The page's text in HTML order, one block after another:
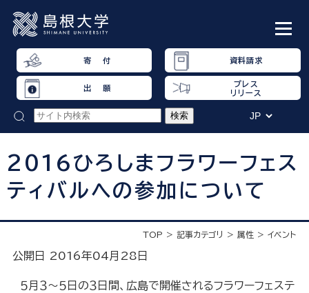
寄 付 資料請求
出 願
プレス
リリース
2016ひろしまフラワーフェス
ティバルへの参加について
TOP 記事カテゴリ 属性 イベント
公開日 2016年04月28日
５月３～５日 の３日間、広島で開催されるフラワーフェステ